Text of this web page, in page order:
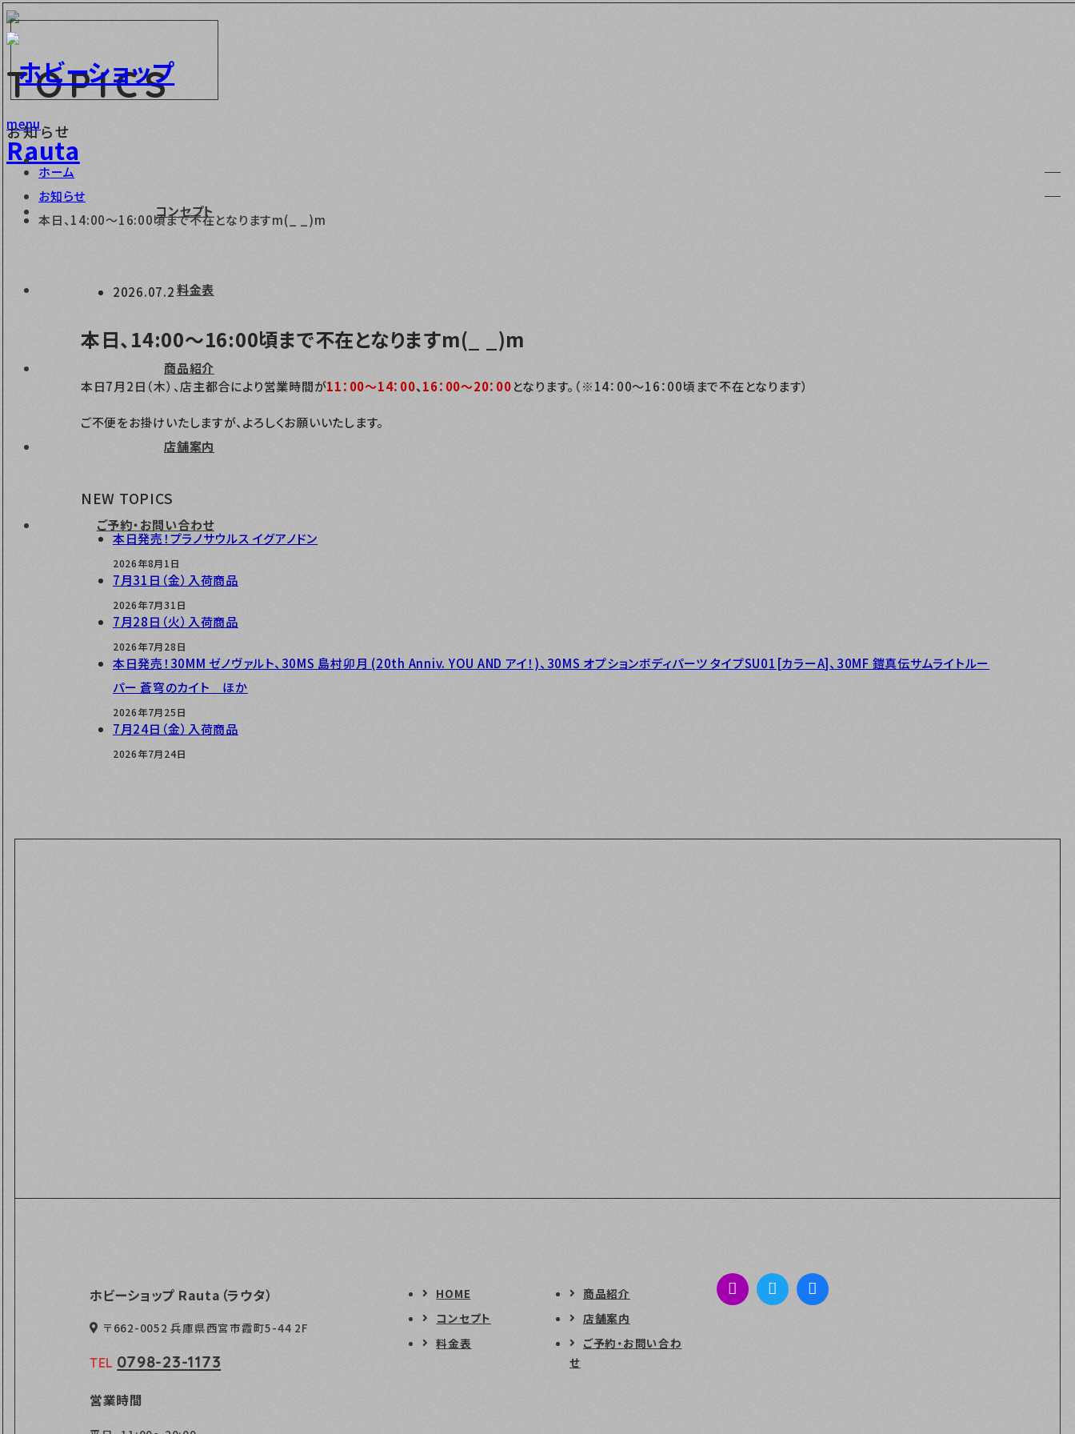
menu
コンセプト
料金表
商品紹介
店舗案内
ご予約・お問い合わせ
TOPICS
お知らせ
ホーム
お知らせ
本日、14:00～16:00頃まで不在となりますm(_ _)m
2026.07.2
本日、14:00～16:00頃まで不在となりますm(_ _)m
本日7月2日（木）、店主都合により営業時間が11：00～14：00、16：00～20：00となります。（※14：00～16：00頃まで不在となります）
ご不便をお掛けいたしますが、よろしくお願いいたします。
NEW TOPICS
本日発売！プラノサウルス イグアノドン
2026年8月1日
7月31日（金）入荷商品
2026年7月31日
7月28日（火）入荷商品
2026年7月28日
本日発売！30MM ゼノヴァルト、30MS 島村卯月 (20th Anniv. YOU AND アイ！)、30MS オプションボディパーツ タイプSU01[カラーA]、30MF 鎧真伝サムライトルー
パー 蒼穹のカイト ほか
2026年7月25日
7月24日（金）入荷商品
2026年7月24日
ホビーショップ Rauta（ラウタ）
〒662-0052 兵庫県西宮市霞町5-44 2F
TEL 0798-23-1173
営業時間
HOME
コンセプト
料金表
商品紹介
店舗案内
ご予約・お問い合わ
せ